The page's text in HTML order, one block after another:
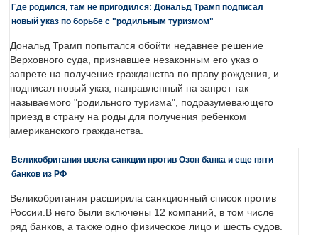
Где родился, там не пригодился: Дональд Трамп подписал
новый указ по борьбе с "родильным туризмом"
Дональд Трамп попытался обойти недавнее решение
Верховного суда, признавшее незаконным его указ о
запрете на получение гражданства по праву рождения, и
подписал новый указ, направленный на запрет так
называемого "родильного туризма", подразумевающего
приезд в страну на роды для получения ребенком
американского гражданства.
Великобритания ввела санкции против Озон банка и еще пяти
банков из РФ
Великобритания расширила санкционный список против
России.В него были включены 12 компаний, в том числе
ряд банков, а также одно физическое лицо и шесть судов.